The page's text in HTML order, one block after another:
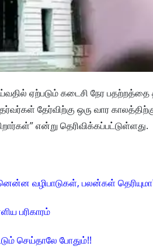
ஏற்படும் கடைசி நேர பதற்றத்தை
தேர்விற்கு ஒரு வார
என்று தெரிவிக்கப்பட்டுள்ளது.
வழிபாடுகள், பலன்கள்
பரிகாரம்
செய்தாலே போதும்!!